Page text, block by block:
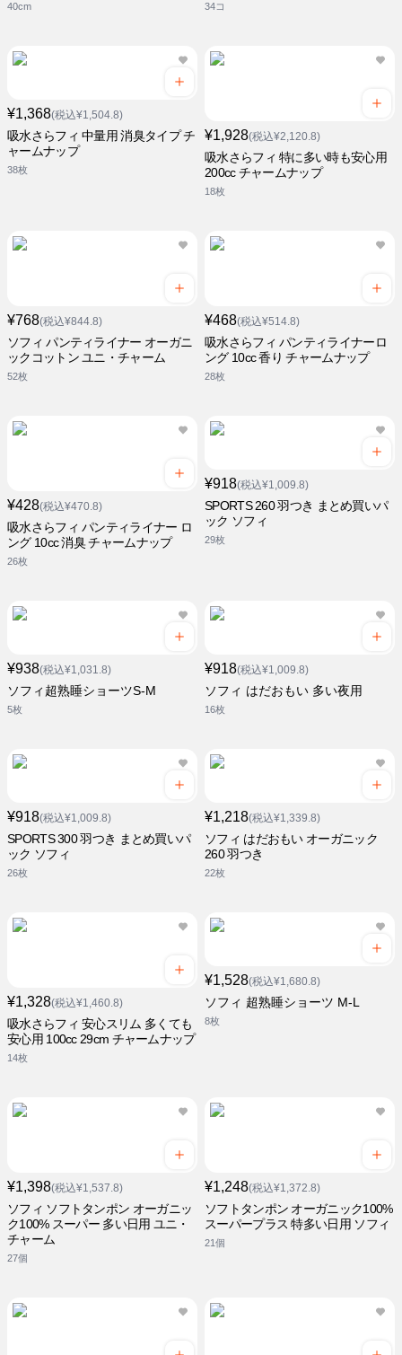
40cm 34コ
¥1,368(税込¥1,504.8)
吸水さらフィ 中量用 消臭タイプ チ
ャームナップ
38枚
¥1,928(税込¥2,120.8)
吸水さらフィ 特に多い時も安心用
200cc チャームナップ
18枚
¥768(税込¥844.8)
ソフィ パンティライナー オーガニ
ックコットン ユニ・チャーム
52枚
¥468(税込¥514.8)
吸水さらフィ パンティライナーロ
ング 10cc 香り チャームナップ
28枚
¥428(税込¥470.8)
吸水さらフィ パンティライナー ロ
ング 10cc 消臭 チャームナップ
26枚
¥918(税込¥1,009.8)
SPORTS 260 羽つき まとめ買いパ
ック ソフィ
29枚
¥938(税込¥1,031.8)
ソフィ超熟睡ショーツS-M
5枚
¥918(税込¥1,009.8)
ソフィ はだおもい 多い夜用
16枚
¥918(税込¥1,009.8)
SPORTS 300 羽つき まとめ買いパ
ック ソフィ
26枚
¥1,218(税込¥1,339.8)
ソフィ はだおもい オーガニック
260 羽つき
22枚
¥1,328(税込¥1,460.8)
吸水さらフィ 安心スリム 多くても
安心用 100cc 29cm チャームナップ
14枚
¥1,528(税込¥1,680.8)
ソフィ 超熟睡ショーツ M-L
8枚
¥1,398(税込¥1,537.8)
ソフィ ソフトタンポン オーガニッ
ク100% スーパー 多い日用 ユニ・
チャーム
27個
¥1,248(税込¥1,372.8)
ソフトタンポン オーガニック100%
スーパープラス 特多い日用 ソフィ
21個